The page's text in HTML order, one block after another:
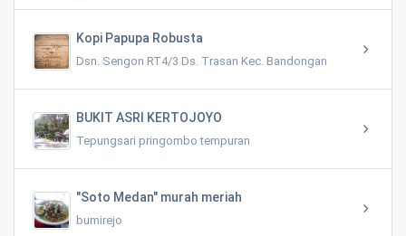
Kopi Papupa Robusta
Dsn. Sengon RT4/3 Ds. Trasan Kec. Bandongan
BUKIT ASRI KERTOJOYO
Tepungsari pringombo tempuran
"Soto Medan" murah meriah
bumirejo